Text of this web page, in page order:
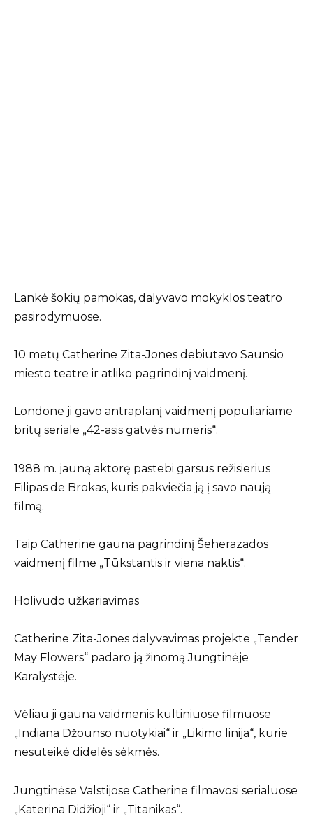
Lankė šokių pamokas, dalyvavo mokyklos teatro
pasirodymuose.
10 metų Catherine Zita-Jones debiutavo Saunsio
miesto teatre ir atliko pagrindinį vaidmenį.
Londone ji gavo antraplanį vaidmenį populiariame
britų seriale „42-asis gatvės numeris“.
1988 m. jauną aktorę pastebi garsus režisierius
Filipas de Brokas, kuris pakviečia ją į savo naują
filmą.
Taip Catherine gauna pagrindinį Šeherazados
vaidmenį filme „Tūkstantis ir viena naktis“.
Holivudo užkariavimas
Catherine Zita-Jones dalyvavimas projekte „Tender
May Flowers“ padaro ją žinomą Jungtinėje
Karalystėje.
Vėliau ji gauna vaidmenis kultiniuose filmuose
„Indiana Džounso nuotykiai“ ir „Likimo linija“, kurie
nesuteikė didelės sėkmės.
Jungtinėse Valstijose Catherine filmavosi serialuose
„Katerina Didžioji“ ir „Titanikas“.